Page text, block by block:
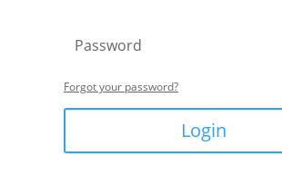
Forgot your password?
Login